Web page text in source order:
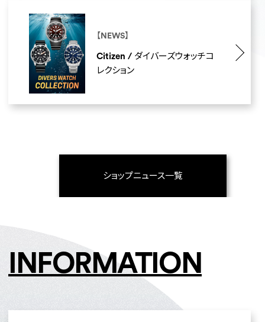
【NEWS】
Citizen / ダイバーズウォッチコ
レクション
ショップニュース一覧
INFORMATION